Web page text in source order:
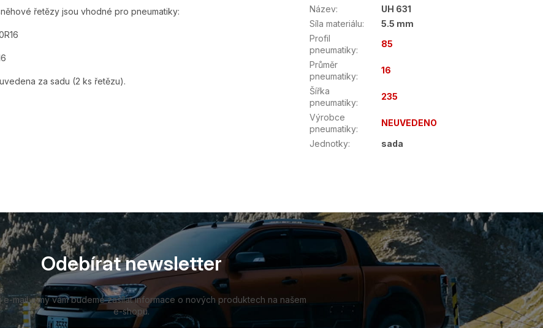
řetězy jsou vhodné pro pneumatiky:
za sadu (2 ks řetězu).
Název:
UH 631
Síla materiálu:
5.5 mm
Profil
pneumatiky:
85
Průměr
pneumatiky:
16
Šířka
pneumatiky:
235
Výrobce
pneumatiky:
NEUVEDENO
Jednotky: sada
Odebírat newsletter
e-mail a my vám budeme zasílat informace o nových produktech na našem
e-shopu.